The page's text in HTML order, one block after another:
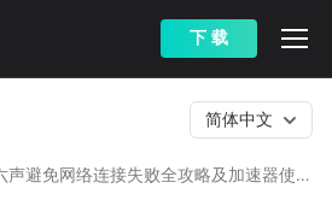
下 载
声避免网络连接失败全攻略及加速器使用
简体中文